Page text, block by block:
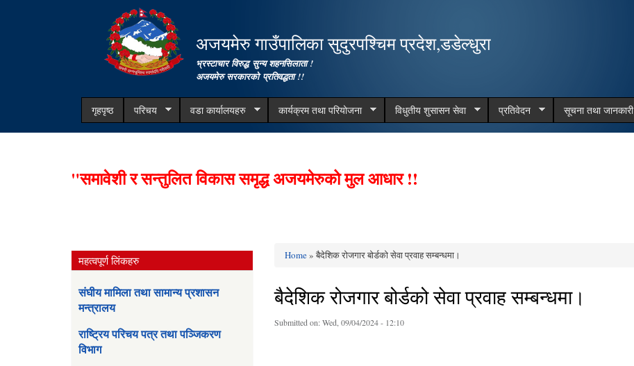
content
अजयमेरु गाउँपालिका सुदुरपश्चिम प्रदेश,डडेल्धुरा
भ्रस्टाचार विरुद्ध सुन्य शहनसिलाता !
अजयमेरु सरकारको प्रतिवद्धता !!
गृहपृष्ठ परिचय वडा कार्यालयहरु कार्यक्रम तथा परियोजना विधुतीय शुसासन सेवा प्रतिवेदन सूचना तथा जानकारी
"समावेशी र सन्तुलित विकास समृद्ध अजयमेरुको मुल आधार !!
महत्वपूर्ण लिंकहरु
संघीय मामिला तथा सामान्य प्रशासन
मन्त्रालय
राष्ट्रिय परिचय पत्र तथा पञ्जिकरण
विभाग
Home» बैदेशिक रोजगार बोर्डको सेवा प्रवाह सम्बन्धमा।
बैदेशिक रोजगार बोर्डको सेवा प्रवाह सम्बन्धमा।
Submitted on:Wed, 09/04/2024 - 12:10